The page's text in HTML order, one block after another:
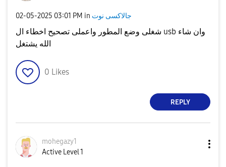
‎02-05-2025 03:01 PM in جالاكسى نوت
شغلى وضع المطور واعملى تصحيح اخطاء ال usb وان شاء
الله يشتغل
0 Likes
REPLY
mohegazy1
Active Level 1